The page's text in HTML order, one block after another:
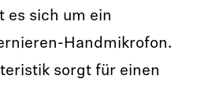
es sich um ein
Handmikrofon.
sorgt für einen